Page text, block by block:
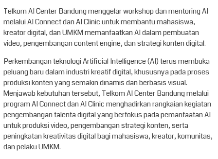
Telkom AI Center Bandung menggelar workshop dan mentoring AI
melalui AI Connect dan AI Clinic untuk membantu mahasiswa,
kreator digital, dan UMKM memanfaatkan AI dalam pembuatan
video, pengembangan content engine, dan strategi konten digital.
Perkembangan teknologi Artificial Intelligence (AI) terus membuka
peluang baru dalam industri kreatif digital, khususnya pada proses
produksi konten yang semakin dinamis dan berbasis visual.
Menjawab kebutuhan tersebut, Telkom AI Center Bandung melalui
program AI Connect dan AI Clinic menghadirkan rangkaian kegiatan
pengembangan talenta digital yang berfokus pada pemanfaatan AI
untuk produksi video, pengembangan strategi konten, serta
peningkatan kreativitas digital bagi mahasiswa, kreator, komunitas,
dan pelaku UMKM.